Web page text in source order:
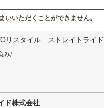
いただくことができません。
リスタイル ストレイトライド
み/
ド株式会社